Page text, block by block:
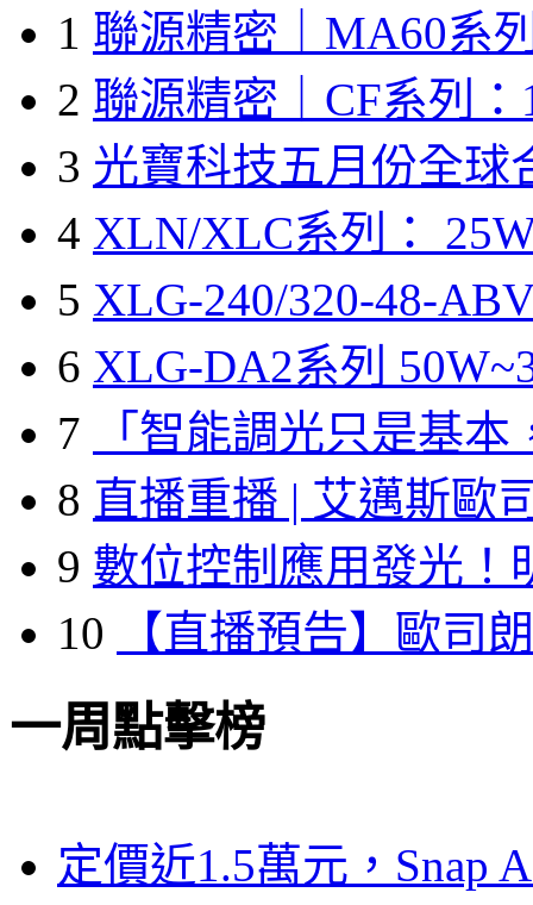
1 聯源精密｜MA60系
2 聯源精密｜CF系列：
3 光寶科技五月份全球
4 XLN/XLC系列：
5 XLG-240/320-48-
6 XLG-DA2系列
7
「智能調光只是基本
8 直播重播 | 艾邁斯歐
9 數位控制應用發光！
10
【直播預告】歐司
一周點擊榜
定價近1.5萬元，Snap